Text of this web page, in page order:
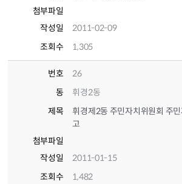
첨부파일
작성일
2011-02-09
조회수
1,305
번호
26
동
휘경2동
제목
휘경제2동 주민자치위원회 주
고
첨부파일
작성일
2011-01-15
조회수
1,482